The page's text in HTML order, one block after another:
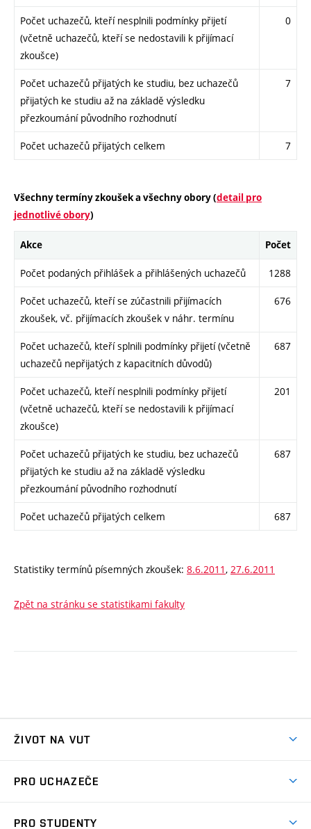
Počet uchazečů, kteří nesplnili podmínky přijetí
(včetně uchazečů, kteří se nedostavili k přijímací
zkoušce)
0
Počet uchazečů přijatých ke studiu, bez uchazečů
přijatých ke studiu až na základě výsledku
přezkoumání původního rozhodnutí
7
Počet uchazečů přijatých celkem 7
Všechny termíny zkoušek a všechny obory (detail pro
jednotlivé obory)
Akce Počet
Počet podaných přihlášek a přihlášených uchazečů 1288
Počet uchazečů, kteří se zúčastnili přijímacích
zkoušek, vč. přijímacích zkoušek v náhr. termínu
676
Počet uchazečů, kteří splnili podmínky přijetí (včetně
uchazečů nepřijatých z kapacitních důvodů)
687
Počet uchazečů, kteří nesplnili podmínky přijetí
(včetně uchazečů, kteří se nedostavili k přijímací
zkoušce)
201
Počet uchazečů přijatých ke studiu, bez uchazečů
přijatých ke studiu až na základě výsledku
přezkoumání původního rozhodnutí
687
Počet uchazečů přijatých celkem 687
Statistiky termínů písemných zkoušek: 8.6.2011 , 27.6.2011
Zpět na stránku se statistikami fakulty
ŽIVOT NA VUT
Koleje
PRO UCHAZEČE
PRO STUDENTY